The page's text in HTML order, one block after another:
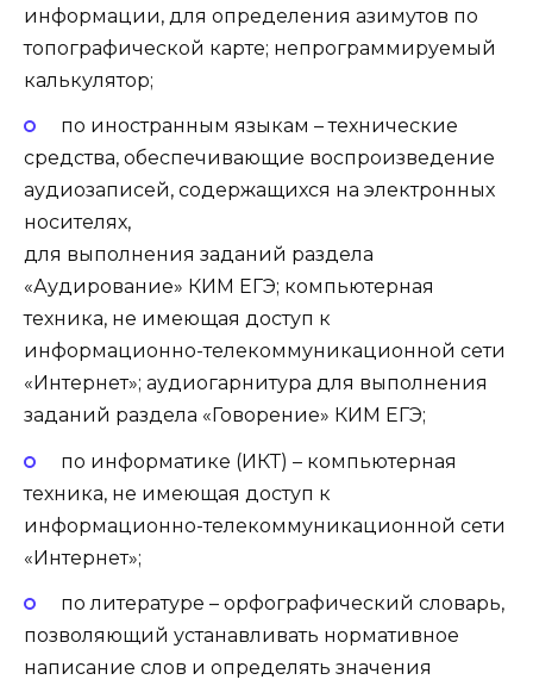
информации, для определения азимутов по
топографической карте; непрограммируемый
калькулятор;
по иностранным языкам – технические
средства, обеспечивающие воспроизведение
аудиозаписей, содержащихся на электронных
носителях,
для выполнения заданий раздела
«Аудирование» КИМ ЕГЭ; компьютерная
техника, не имеющая доступ к
информационно-телекоммуникационной сети
«Интернет»; аудиогарнитура для выполнения
заданий раздела «Говорение» КИМ ЕГЭ;
по информатике (ИКТ) – компьютерная
техника, не имеющая доступ к
информационно-телекоммуникационной сети
«Интернет»;
по литературе – орфографический словарь,
позволяющий устанавливать нормативное
написание слов и определять значения